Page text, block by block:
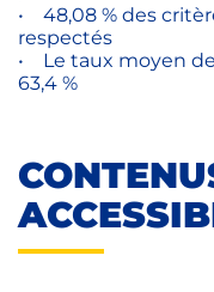
• 48,08 % des
respectés
• Le taux moyen
63,4 %